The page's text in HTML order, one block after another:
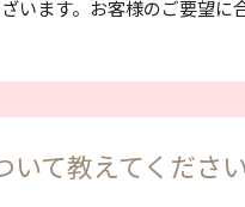
います。お客様のご要望
いて教えてくださ